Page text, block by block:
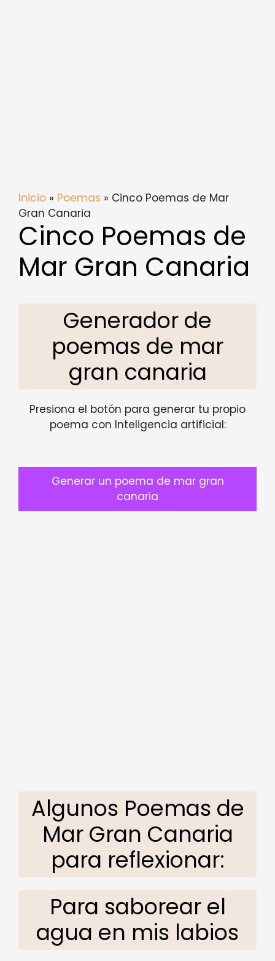
Inicio » Poemas » Cinco Poemas de Mar
Gran Canaria
Cinco Poemas de
Mar Gran Canaria
Generador de
poemas de mar
gran canaria
Presiona el botón para generar tu propio
poema con Inteligencia artificial:
Generar un poema de mar gran
canaria
Algunos Poemas de
Mar Gran Canaria
para reflexionar:
Para saborear el
agua en mis labios